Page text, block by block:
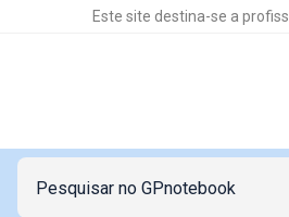
Este site destina-se a